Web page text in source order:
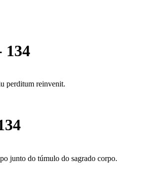
134
perditum reinvenit.
junto do túmulo do sagrado corpo.